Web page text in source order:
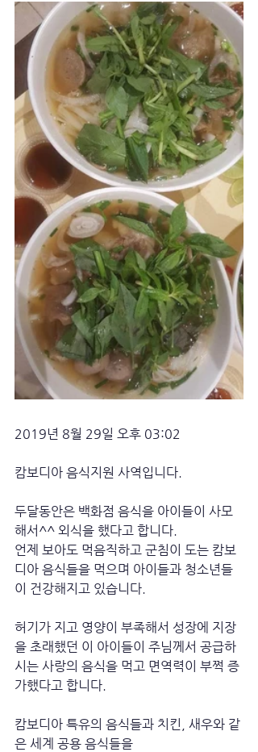
2019년 8월 29일 오후 03:02
캄보디아 음식지원 사역입니다.
두달동안은 백화점 음식을 아이들이 사모
해서^^ 외식을 했다고 합니다.
언제 보아도 먹음직하고 군침이 도는 캄보
디아 음식들을 먹으며 아이들과 청소년들
이 건강해지고 있습니다.
허기가 지고 영양이 부족해서 성장에 지장
을 초래했던 이 아이들이 주님께서 공급하
시는 사랑의 음식을 먹고 면역력이 부쩍 증
가했다고 합니다.
캄보디아 특유의 음식들과 치킨, 새우와 같
은 세계 공용 음식들을